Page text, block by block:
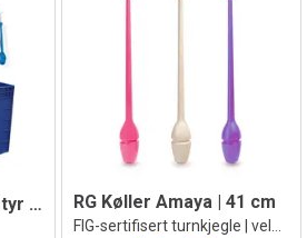
Kasse med rytmeutstyr for barn RG Køller Amaya | 41 cm